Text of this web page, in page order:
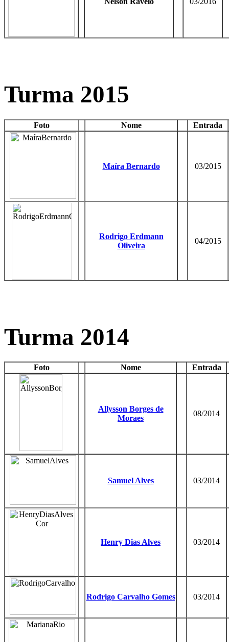
Turma 2015
Foto Nome Entrada
Maíra Bernardo 03/2015
Rodrigo Erdmann
Oliveira
04/2015
Turma 2014
Foto Nome Entrada
Allysson Borges de
Moraes
08/2014
Samuel Alves 03/2014
Henry Dias Alves 03/2014
Rodrigo Carvalho Gomes 03/2014